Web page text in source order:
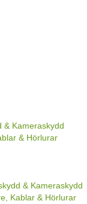
& Kameraskydd
& Hörlurar
& Kameraskydd
Kablar & Hörlurar